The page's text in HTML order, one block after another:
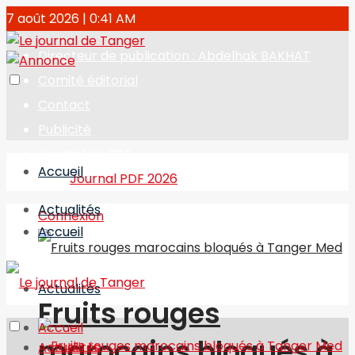
7 août 2026 | 0:41 AM
Directeur de publication : Abdelhak BAKHAT
Journal PDF 2026
Connexion
Accueil
Actualités
Fruits rouges
Accueil
Actualités
Accueil
Actualités